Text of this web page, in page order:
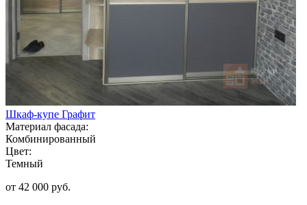
Шкаф-купе Графит
Материал фасада:
Комбинированный
Цвет:
Темный
от 42 000 руб.